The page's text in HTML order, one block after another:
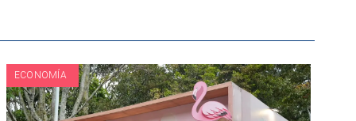
ECONOMÍA